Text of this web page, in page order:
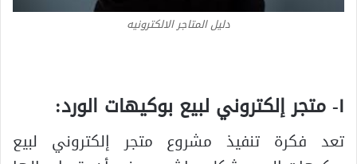
دليل المتاجر الالكترونيه
١- متجر إلكتروني لبيع بوكيهات الورد:
تعد فكرة تنفيذ مشروع متجر إلكتروني لبيع